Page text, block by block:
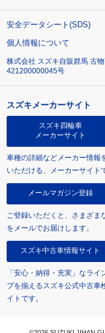
安全データシート(SDS)
個人情報について
株式会社 スズキ自販群馬 古
421200000045号
スズキメーカーサイト
スズキ四輪車
メーカーサイト
車種の詳細などメーカー情報
いただける、メーカーサイト
メールマガジン登録
ご登録いただくと、さまざま
をメールでお届けします。
スズキ中古車情報サイト
「安心・納得・充実」なライ
プを揃えるスズキ公式中古車
イトです。